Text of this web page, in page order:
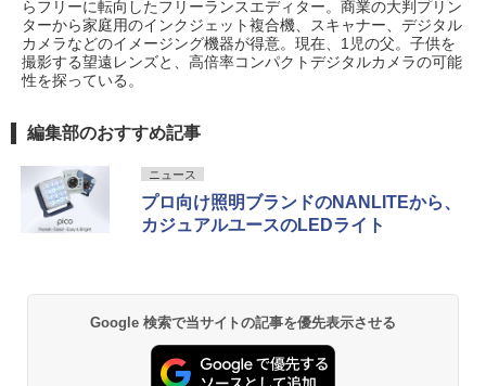
らフリーに転向したフリーランスエディター。商業の大判プリン
ターから家庭用のインクジェット複合機、スキャナー、デジタル
カメラなどのイメージング機器が得意。現在、1児の父。子供を
撮影する望遠レンズと、高倍率コンパクトデジタルカメラの可能
性を探っている。
編集部のおすすめ記事
ニュース
プロ向け照明ブランドのNANLITEから、
カジュアルユースのLEDライト
Google 検索で当サイトの記事を優先表示させる